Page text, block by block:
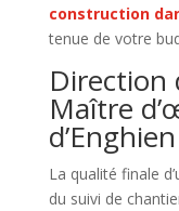
construction
tenue de votre
Direction
Maître
d’Enghien
La qualité finale
du suivi de